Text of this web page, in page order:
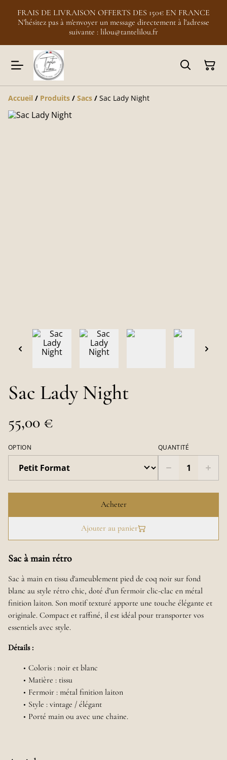
FRAIS DE LIVRAISON OFFERTS DES 150€ EN FRANCE
N'hésitez pas à m'envoyer un message directement à l'adresse
suivante : lilou@tantelilou.fr
Accueil / Produits / Sacs / Sac Lady Night
Sac Lady Night
55,00 €
OPTION QUANTITÉ
Acheter
Ajouter au panier
Sac à main rétro
Sac à main en tissu d'ameublement pied de coq noir sur fond
blanc au style rétro chic, doté d’un fermoir clic-clac en métal
finition laiton. Son motif texturé apporte une touche élégante et
originale. Compact et raffiné, il est idéal pour transporter vos
essentiels avec style.
Détails :
Coloris : noir et blanc
Matière : tissu
Fermoir : métal finition laiton
Style : vintage / élégant
Porté main ou avec une chaine.